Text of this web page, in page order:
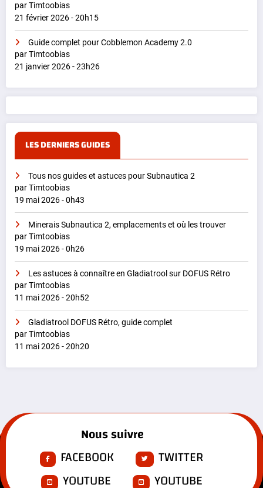
par Timtoobias
21 février 2026 - 20h15
Guide complet pour Cobblemon Academy 2.0
par Timtoobias
21 janvier 2026 - 23h26
LES DERNIERS GUIDES
Tous nos guides et astuces pour Subnautica 2
par Timtoobias
19 mai 2026 - 0h43
Minerais Subnautica 2, emplacements et où les trouver
par Timtoobias
19 mai 2026 - 0h26
Les astuces à connaître en Gladiatrool sur DOFUS Rétro
par Timtoobias
11 mai 2026 - 20h52
Gladiatrool DOFUS Rétro, guide complet
par Timtoobias
11 mai 2026 - 20h20
Nous suivre
FACEBOOK
TWITTER
YOUTUBE
YOUTUBE